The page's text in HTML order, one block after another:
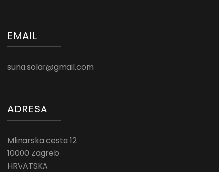
EMAIL
suna.solar@gmail.com
ADRESA
Mlinarska cesta 12
10000 Zagreb
HRVATSKA